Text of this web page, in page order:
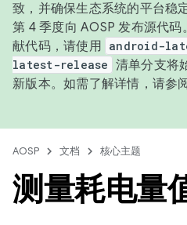
致，并确保生态系统的平台稳
第 4 季度向 AOSP 发布源代
献代码，请使用 android-
latest-release 清单分支将
新版本。如需了解详情，请参
AOSP 文档 核心主题
测量耗电量